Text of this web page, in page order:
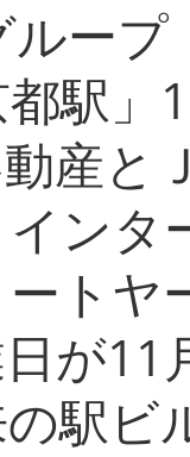
ルー
駅」
産と
ンタ
トヤ
が11
駅ビ